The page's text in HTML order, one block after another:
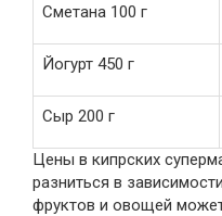
Сметана 100 г
Йогурт 450 г
Сыр 200 г
Цены в кипрских
разниться в
фруктов и овощей